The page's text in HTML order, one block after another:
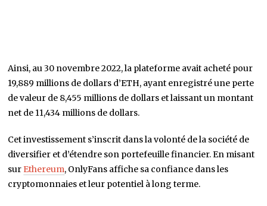
Ainsi, au 30 novembre 2022, la plateforme avait acheté pour
19,889 millions de dollars d’ETH, ayant enregistré une perte
de valeur de 8,455 millions de dollars et laissant un montant
net de 11,434 millions de dollars.
Cet investissement s’inscrit dans la volonté de la société de
diversifier et d’étendre son portefeuille financier. En misant
sur Ethereum, OnlyFans affiche sa confiance dans les
cryptomonnaies et leur potentiel à long terme.